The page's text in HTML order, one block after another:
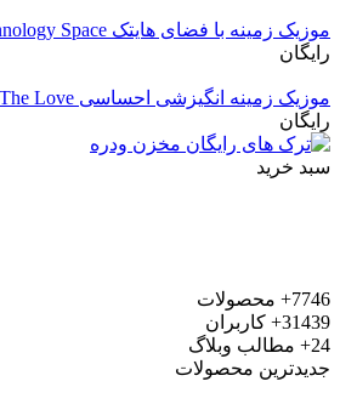
موزیک زمینه با فضای هایتک Abstract Technology Space
رایگان
موزیک زمینه انگیزشی احساسی Feel The Love
رایگان
سبد خرید
7746+
محصولات
31439+
کاربران
24+
مطالب وبلاگ
جدیدترین محصولات